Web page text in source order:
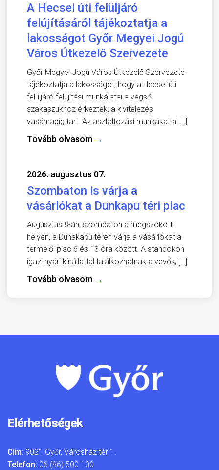
A Hecsei úti felüljáró
felújításáról tájékoztatja a
lakosságot Győr Megyei Jogú
Város Útkezelő Szervezete
Győr Megyei Jogú Város Útkezelő Szervezete
tájékoztatja a lakosságot, hogy a Hecsei úti
felüljáró felújítási munkálatai a végső
szakaszukhoz érkeztek, a kivitelezés
vasárnapig tart. Az aszfaltozási munkákat a […]
Tovább olvasom →
2026. augusztus 07.
Szombaton is várja a
vásárlókat a Dunkapu téri piac
Augusztus 8-án, szombaton a megszokott
helyen, a Dunakapu téren várja a vásárlókat a
termelői piac 6 és 13 óra között. A standokon
igazi nyári kínállattal találkozhatnak a vevők, […]
Tovább olvasom →
Elérhetőségek
Cím: 9021 Győr, Városház tér 1.
Telefon: 06 (96) 500 100